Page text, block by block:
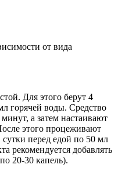
от вида
Для этого берут 4
горячей воды. Средство
а затем настаивают
этого процеживают
перед едой по 50 мл
рекомендуется добавлять
20-30 капель).